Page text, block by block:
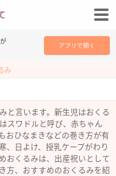
アプリで開く
み
と言います。新生児はおくる
スワドルと呼び、赤ちゃん
おひなまきなどの巻き方が有
、日よけ、授乳ケープがわり
おくるみは、出産祝いとして
方、おすすめのおくるみを紹